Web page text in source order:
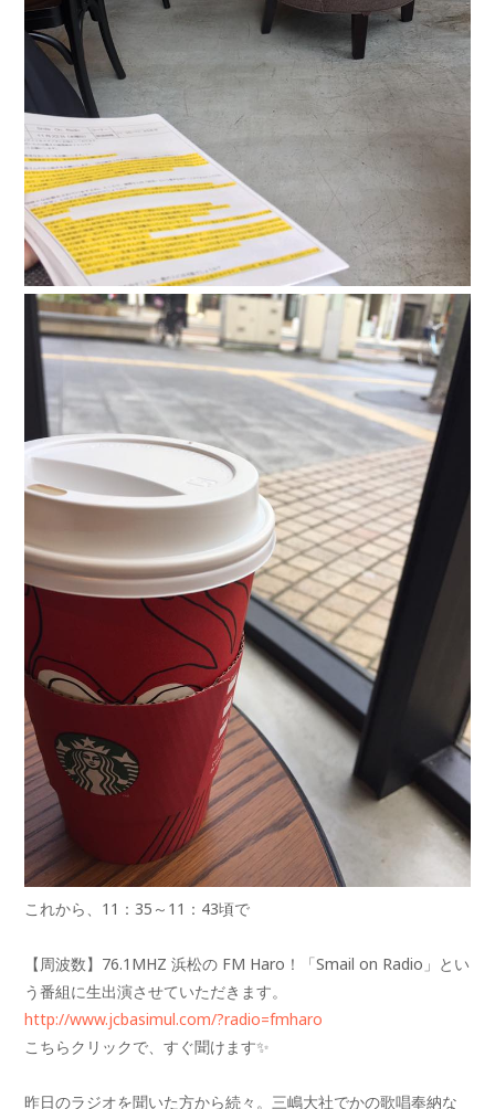
これから、11：35～11：43頃で
【周波数】76.1MHZ 浜松の FM Haro！「Smail on Radio」とい
う番組に生出演させていただきます。
http://www.jcbasimul.com/?radio=fmharo
こちらクリックで、すぐ聞けます✨
昨日のラジオを聞いた方から続々。三嶋大社でかの歌唱奉納な